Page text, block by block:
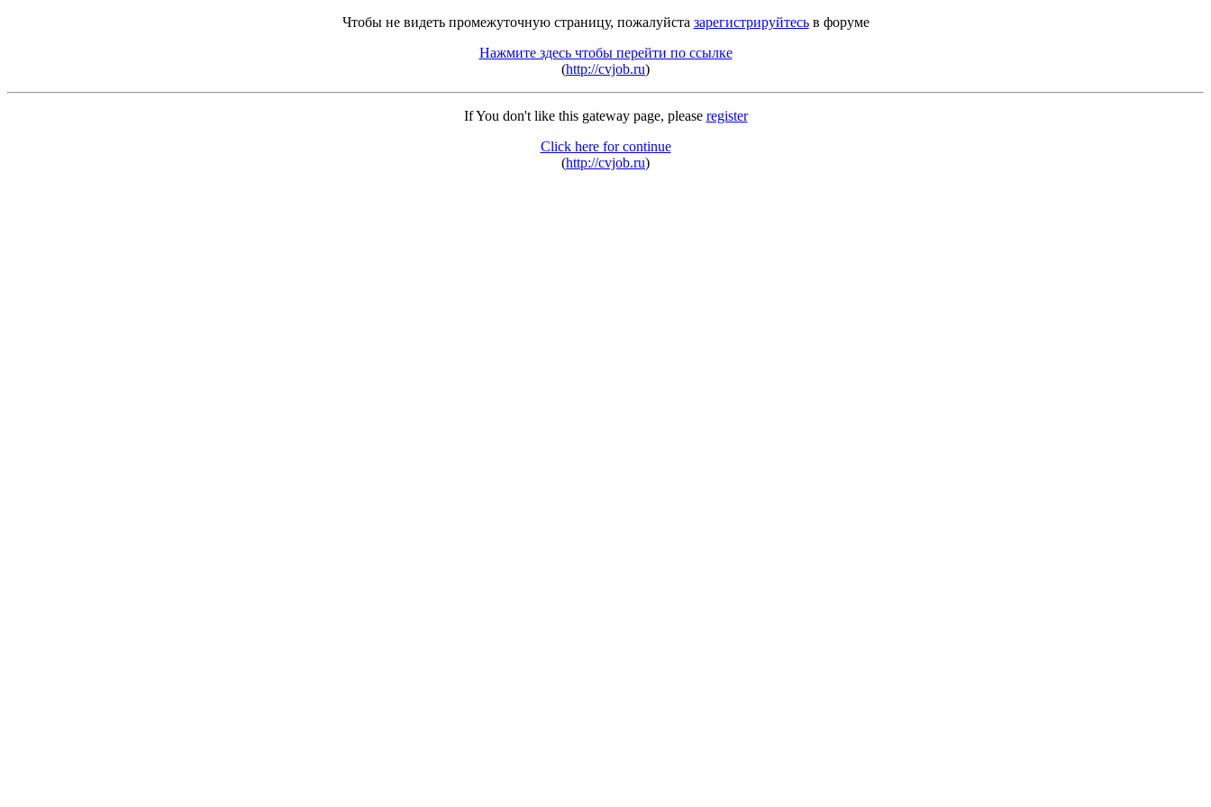
Чтобы не видеть промежуточную страницу, пожалуйста зарегистрируйтесьв форуме
Нажмите здесь чтобы перейти по ссылке
(http://cvjob.ru)
If You don't like this gateway page, please register
Click here for continue
(http://cvjob.ru)